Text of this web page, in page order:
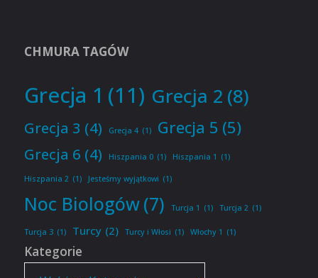
CHMURA TAGÓW
Grecja 1 (11) Grecja 2 (8)
Grecja 3 (4) Grecja 4 (1) Grecja 5 (5)
Grecja 6 (4) Hiszpania 0 (1) Hiszpania 1 (1)
Hiszpania 2 (1) Jesteśmy wyjątkowi (1)
Noc Biologów(7) Turcja 1 (1) Turcja 2 (1)
Turcja 3 (1) Turcy (2) Turcy i Włosi (1) Włochy 1 (1)
Kategorie